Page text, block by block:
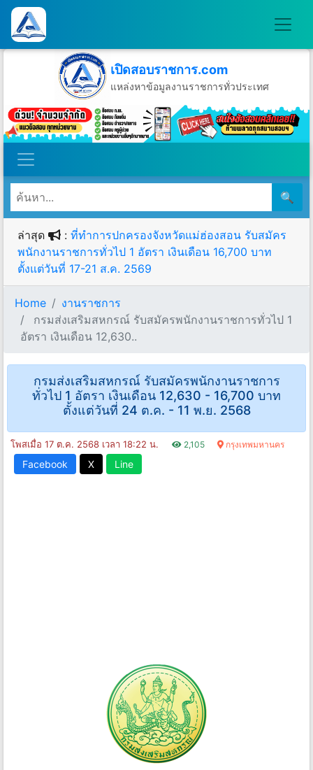
เปิดสอบราชการ.com
แหล่งหาข้อมูลงานราชการทั่วประเทศ
วันอาทิตย์ที่ 9 เดือนสิงหาคม พ.ศ.2569
🔍
ล่าสุด : ที่ทำการปกครองจังหวัดแม่ฮ่องสอน รับสมัคร
พนักงานราชการทั่วไป 1 อัตรา เงินเดือน 16,700 บาท
ตั้งแต่วันที่ 17-21 ส.ค. 2569
Home
งานราชการ
กรมส่งเสริมสหกรณ์ รับสมัครพนักงานราชการทั่วไป 1
อัตรา เงินเดือน 12,630..
กรมส่งเสริมสหกรณ์ รับสมัครพนักงานราชการ
ทั่วไป 1 อัตรา เงินเดือน 12,630 - 16,700 บาท
ตั้งแต่วันที่ 24 ต.ค. - 11 พ.ย. 2568
โพสเมื่อ 17 ต.ค. 2568 เวลา 18:22 น. 2,105 กรุงเทพมหานคร
Facebook X Line